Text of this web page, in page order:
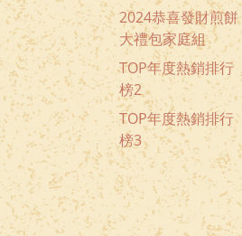
2024恭喜發財煎餅
大禮包家庭組
TOP年度熱銷排行
榜2
TOP年度熱銷排行
榜3